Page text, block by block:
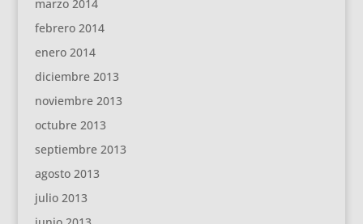
marzo 2014
febrero 2014
enero 2014
diciembre 2013
noviembre 2013
octubre 2013
septiembre 2013
agosto 2013
julio 2013